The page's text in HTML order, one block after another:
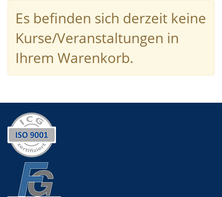
Es befinden sich derzeit keine
Kurse/Veranstaltungen in
Ihrem Warenkorb.